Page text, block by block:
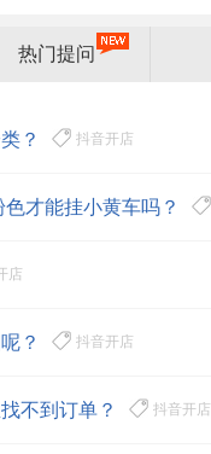
热门提问
？ 抖音开店
才能挂小黄车吗？
店
？ 抖音开店
不到订单？ 抖音开店